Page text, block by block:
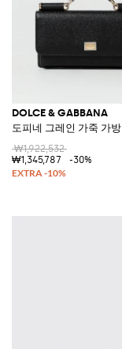
DOLCE & GABBANA
도피네 그레인 가죽 가방
₩1,922,532
₩1,345,787
-30%